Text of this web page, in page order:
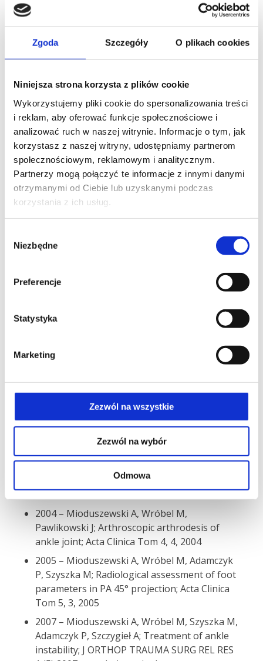
Zgoda Szczegóły O plikach cookies
Niniejsza strona korzysta z plików cookie
Wykorzystujemy pliki cookie do spersonalizowania treści
i reklam, aby oferować funkcje społecznościowe i
analizować ruch w naszej witrynie. Informacje o tym, jak
korzystasz z naszej witryny, udostępniamy partnerom
społecznościowym, reklamowym i analitycznym.
Partnerzy mogą połączyć te informacje z innymi danymi
otrzymanymi od Ciebie lub uzyskanymi podczas
korzystania z ich usług.
zgody
Niezbędne
Preferencje
Statystyka
Marketing
Zezwól na wszystkie
Zezwól na wybór
Odmowa
2005-2009 r. – rezydent w Szpitalu Carolina,
2004 r. – lekarz Polskiego Kontyngentu
2003-2004 r. – lekarz w Szpitalu Wojskowym w
Gdańsku
Członkostwo w Towarzystwach
Naukowych
PTArtro – Polskie Towarzystwo
Artroskopowe
ICRS – International Cartilage Regeneration
and Joint Preservation Society
ESSKA – European Society for Sports
Traumatology, Knee Surgery and Arthroscopy
Arthroscopy, Knee Surgery and Orthopedic
Nurkowanie i freediving (także jako instruktor)
Działalność naukowa
2004 – Mioduszewski A, Wróbel M,
Pawlikowski J; Arthroscopic arthrodesis of
ankle joint; Acta Clinica Tom 4, 4, 2004
2005 – Mioduszewski A, Wróbel M, Adamczyk
P, Szyszka M; Radiological assessment of foot
parameters in PA 45° projection; Acta Clinica
Tom 5, 3, 2005
2007 – Mioduszewski A, Wróbel M, Szyszka M,
Adamczyk P, Szczygieł A; Treatment of ankle
instability; J ORTHOP TRAUMA SURG REL RES